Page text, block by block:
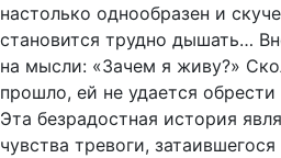
настолько однообразен и
становится трудно дышать…
на мысли: «Зачем я живу?»
прошло, ей не удается
Эта безрадостная история
чувства тревоги,